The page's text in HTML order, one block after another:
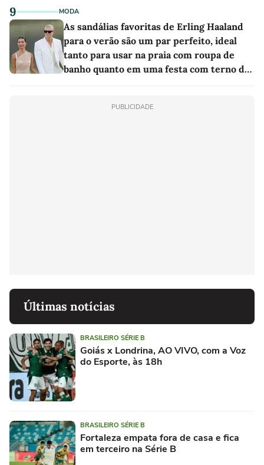
9 MODA
As sandálias favoritas de Erling Haaland
para o verão são um par perfeito, ideal
tanto para usar na praia com roupa de
banho quanto em uma festa com terno de
PUBLICIDADE
Últimas notícias
BRASILEIRO SÉRIE B
Goiás x Londrina, AO VIVO, com a Voz
do Esporte, às 18h
BRASILEIRO SÉRIE B
Fortaleza empata fora de casa e fica
em terceiro na Série B